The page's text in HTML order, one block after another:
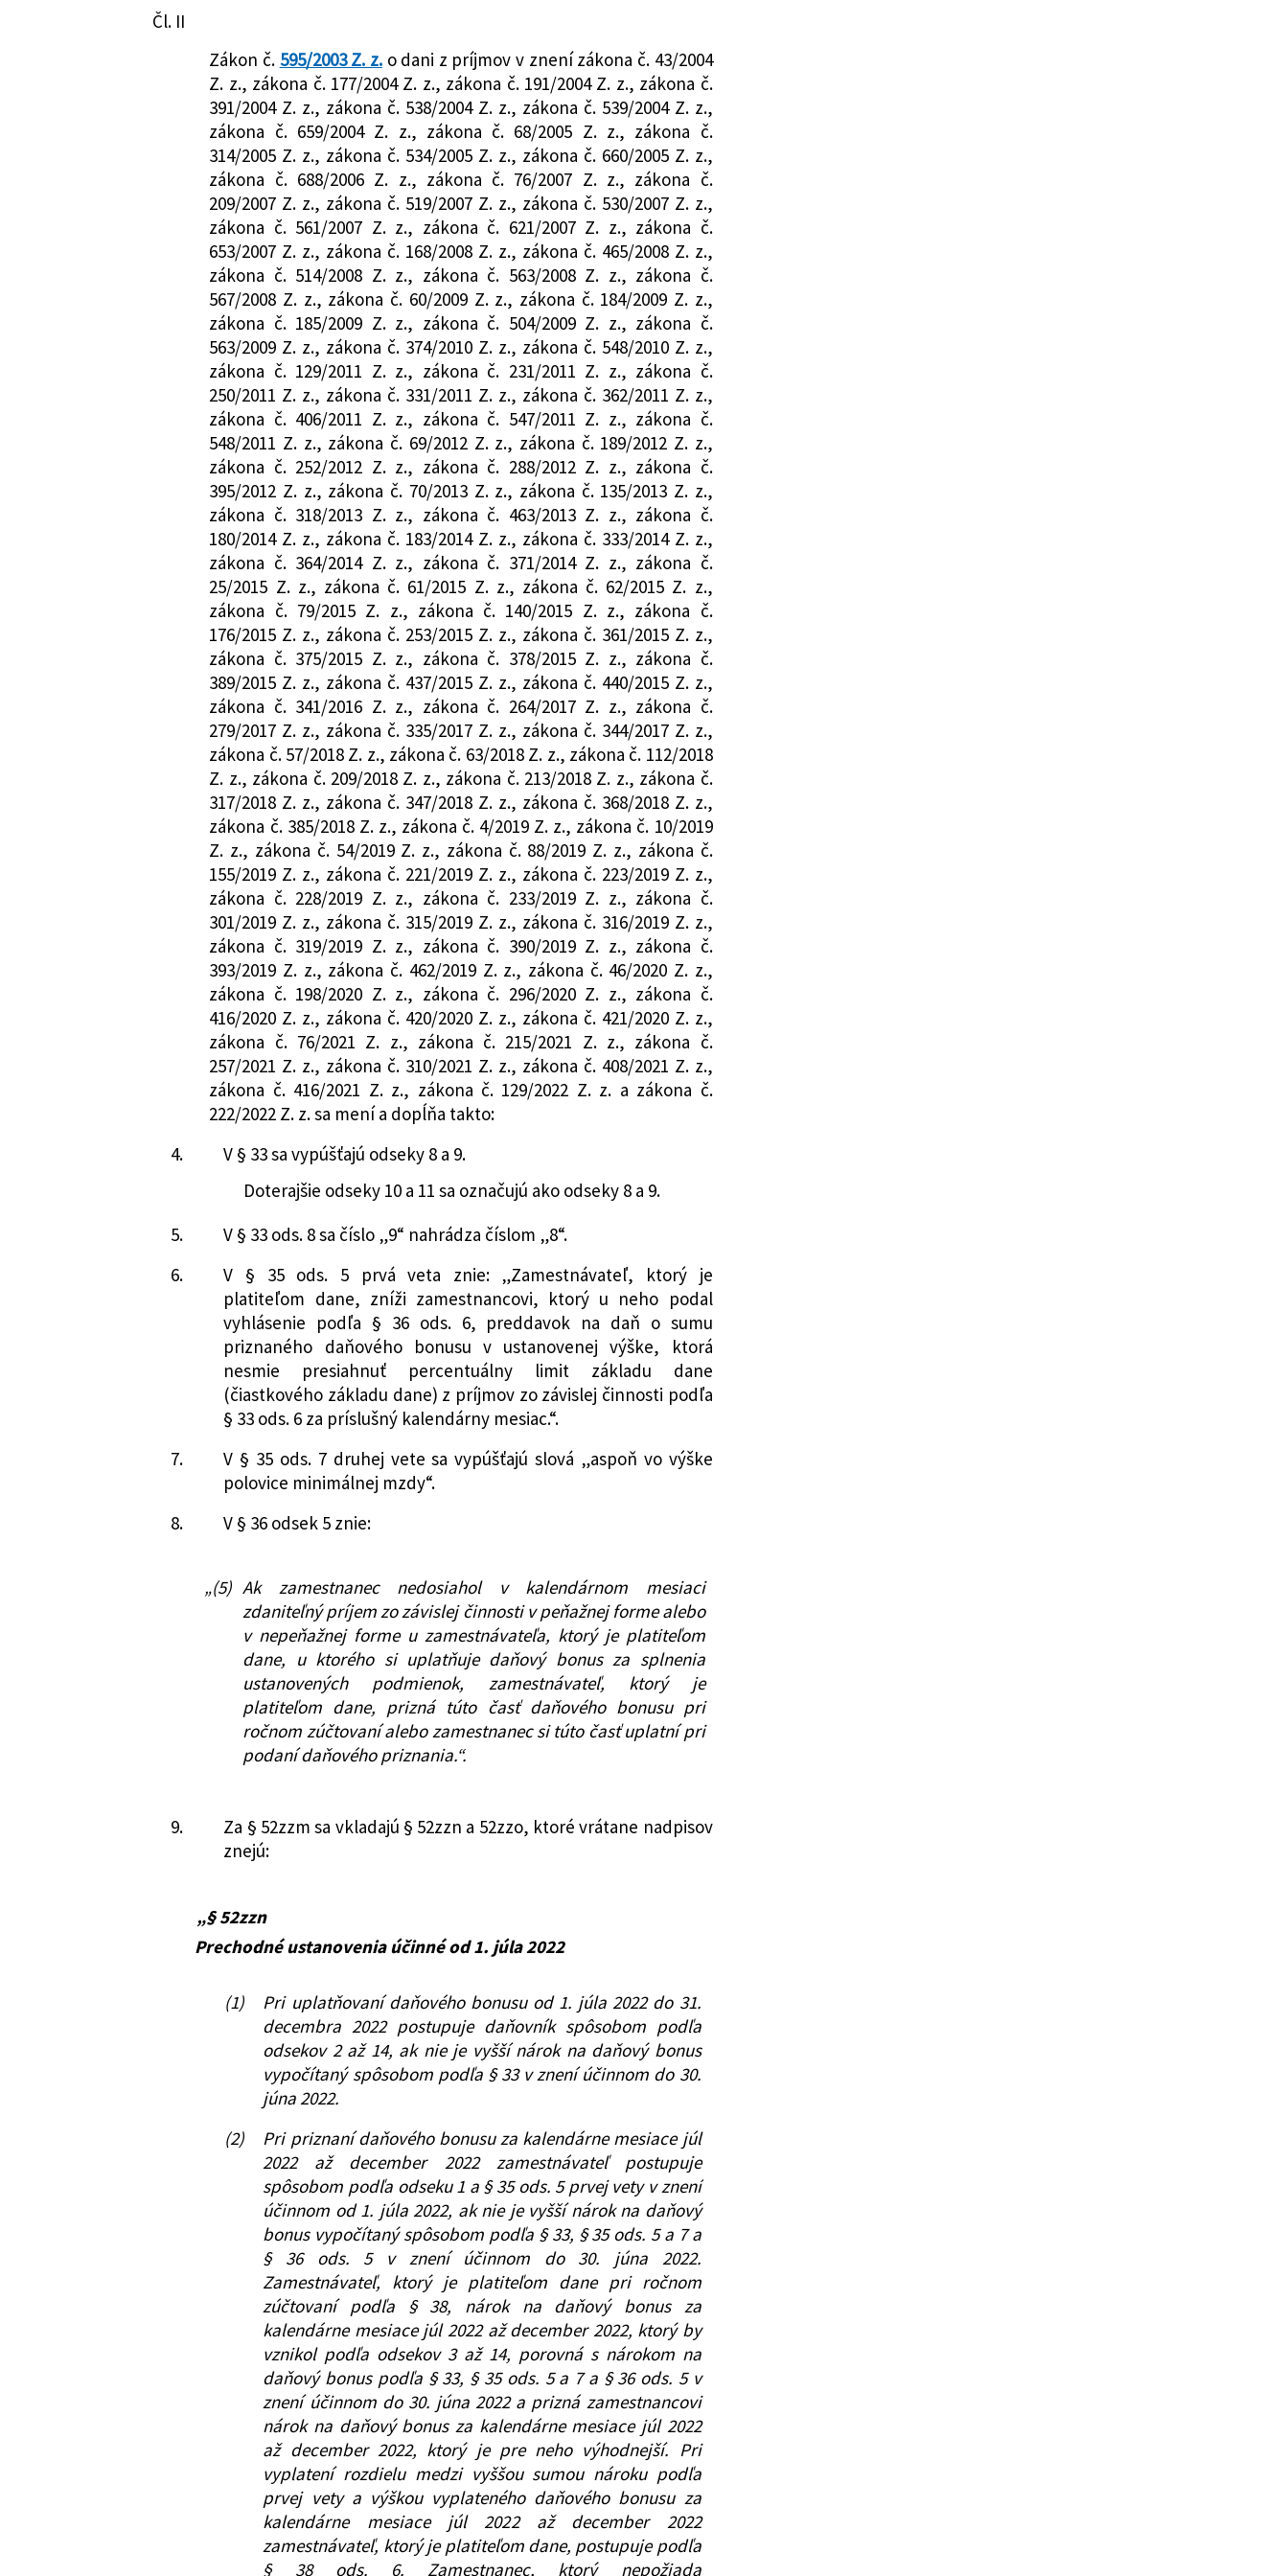
Právna oblasť:
509/2022 Z. z.
nesúladu čl. I, čl. II bodov 1, 2, 3 a § 52zzo v bode 9, čl.
III bodov 1, 3, 6, 7 a 8, čl. IV, čl. V, čl. VI bodu I, čl. VIII, čl.
IX a čl. X zákona č. 232/2022 Z. z. o financovaní voľného
času dieťaťa a o zmene a doplnení niektorých zákonov
s Ústavou Slovenskej republiky zákonom č. 493/2011 Z.
z. o rozpočtovej zodpovednosti a Dohovorom o
právach dieťaťa
Čl. II
Zákon č. 595/2003 Z. z.o dani z príjmov v znení zákona č. 43/2004
Z. z., zákona č. 177/2004 Z. z., zákona č. 191/2004 Z. z., zákona č.
391/2004 Z. z., zákona č. 538/2004 Z. z., zákona č. 539/2004 Z. z.,
zákona č. 659/2004 Z. z., zákona č. 68/2005 Z. z., zákona č.
314/2005 Z. z., zákona č. 534/2005 Z. z., zákona č. 660/2005 Z. z.,
zákona č. 688/2006 Z. z., zákona č. 76/2007 Z. z., zákona č.
209/2007 Z. z., zákona č. 519/2007 Z. z., zákona č. 530/2007 Z. z.,
zákona č. 561/2007 Z. z., zákona č. 621/2007 Z. z., zákona č.
653/2007 Z. z., zákona č. 168/2008 Z. z., zákona č. 465/2008 Z. z.,
zákona č. 514/2008 Z. z., zákona č. 563/2008 Z. z., zákona č.
567/2008 Z. z., zákona č. 60/2009 Z. z., zákona č. 184/2009 Z. z.,
zákona č. 185/2009 Z. z., zákona č. 504/2009 Z. z., zákona č.
563/2009 Z. z., zákona č. 374/2010 Z. z., zákona č. 548/2010 Z. z.,
zákona č. 129/2011 Z. z., zákona č. 231/2011 Z. z., zákona č.
250/2011 Z. z., zákona č. 331/2011 Z. z., zákona č. 362/2011 Z. z.,
zákona č. 406/2011 Z. z., zákona č. 547/2011 Z. z., zákona č.
548/2011 Z. z., zákona č. 69/2012 Z. z., zákona č. 189/2012 Z. z.,
zákona č. 252/2012 Z. z., zákona č. 288/2012 Z. z., zákona č.
395/2012 Z. z., zákona č. 70/2013 Z. z., zákona č. 135/2013 Z. z.,
zákona č. 318/2013 Z. z., zákona č. 463/2013 Z. z., zákona č.
180/2014 Z. z., zákona č. 183/2014 Z. z., zákona č. 333/2014 Z. z.,
zákona č. 364/2014 Z. z., zákona č. 371/2014 Z. z., zákona č.
25/2015 Z. z., zákona č. 61/2015 Z. z., zákona č. 62/2015 Z. z.,
zákona č. 79/2015 Z. z., zákona č. 140/2015 Z. z., zákona č.
176/2015 Z. z., zákona č. 253/2015 Z. z., zákona č. 361/2015 Z. z.,
zákona č. 375/2015 Z. z., zákona č. 378/2015 Z. z., zákona č.
389/2015 Z. z., zákona č. 437/2015 Z. z., zákona č. 440/2015 Z. z.,
zákona č. 341/2016 Z. z., zákona č. 264/2017 Z. z., zákona č.
279/2017 Z. z., zákona č. 335/2017 Z. z., zákona č. 344/2017 Z. z.,
zákona č. 57/2018 Z. z., zákona č. 63/2018 Z. z., zákona č. 112/2018
Z. z., zákona č. 209/2018 Z. z., zákona č. 213/2018 Z. z., zákona č.
317/2018 Z. z., zákona č. 347/2018 Z. z., zákona č. 368/2018 Z. z.,
zákona č. 385/2018 Z. z., zákona č. 4/2019 Z. z., zákona č. 10/2019
Z. z., zákona č. 54/2019 Z. z., zákona č. 88/2019 Z. z., zákona č.
155/2019 Z. z., zákona č. 221/2019 Z. z., zákona č. 223/2019 Z. z.,
zákona č. 228/2019 Z. z., zákona č. 233/2019 Z. z., zákona č.
301/2019 Z. z., zákona č. 315/2019 Z. z., zákona č. 316/2019 Z. z.,
zákona č. 319/2019 Z. z., zákona č. 390/2019 Z. z., zákona č.
393/2019 Z. z., zákona č. 462/2019 Z. z., zákona č. 46/2020 Z. z.,
zákona č. 198/2020 Z. z., zákona č. 296/2020 Z. z., zákona č.
416/2020 Z. z., zákona č. 420/2020 Z. z., zákona č. 421/2020 Z. z.,
zákona č. 76/2021 Z. z., zákona č. 215/2021 Z. z., zákona č.
257/2021 Z. z., zákona č. 310/2021 Z. z., zákona č. 408/2021 Z. z.,
zákona č. 416/2021 Z. z., zákona č. 129/2022 Z. z. a zákona č.
222/2022 Z. z. sa mení a dopĺňa takto:
4.
V § 33 sa vypúšťajú odseky 8 a 9.
Doterajšie odseky 10 a 11 sa označujú ako odseky 8 a 9.
5.
V § 33 ods. 8 sa číslo „9“ nahrádza číslom „8“.
6.
V § 35 ods. 5 prvá veta znie: „Zamestnávateľ, ktorý je
platiteľom dane, zníži zamestnancovi, ktorý u neho podal
vyhlásenie podľa § 36 ods. 6, preddavok na daň o sumu
priznaného daňového bonusu v ustanovenej výške, ktorá
nesmie presiahnuť percentuálny limit základu dane
(čiastkového základu dane) z príjmov zo závislej činnosti podľa
§ 33 ods. 6 za príslušný kalendárny mesiac.“.
7.
V § 35 ods. 7 druhej vete sa vypúšťajú slová „aspoň vo výške
polovice minimálnej mzdy“.
8.
V § 36 odsek 5 znie:
„(5) Ak zamestnanec nedosiahol v kalendárnom mesiaci
zdaniteľný príjem zo závislej činnosti v peňažnej forme alebo
v nepeňažnej forme u zamestnávateľa, ktorý je platiteľom
dane, u ktorého si uplatňuje daňový bonus za splnenia
ustanovených podmienok, zamestnávateľ, ktorý je
platiteľom dane, prizná túto časť daňového bonusu pri
ročnom zúčtovaní alebo zamestnanec si túto časť uplatní pri
podaní daňového priznania.“.
9.
Za § 52zzm sa vkladajú § 52zzn a 52zzo, ktoré vrátane nadpisov
znejú:
„§ 52zzn
Prechodné ustanovenia účinné od 1. júla 2022
(1)
Pri uplatňovaní daňového bonusu od 1. júla 2022 do 31.
decembra 2022 postupuje daňovník spôsobom podľa
odsekov 2 až 14, ak nie je vyšší nárok na daňový bonus
vypočítaný spôsobom podľa § 33 v znení účinnom do 30.
júna 2022.
(2)
Pri priznaní daňového bonusu za kalendárne mesiace júl
2022 až december 2022 zamestnávateľ postupuje
spôsobom podľa odseku 1 a § 35 ods. 5 prvej vety v znení
účinnom od 1. júla 2022, ak nie je vyšší nárok na daňový
bonus vypočítaný spôsobom podľa § 33, § 35 ods. 5 a 7 a
§ 36 ods. 5 v znení účinnom do 30. júna 2022.
Zamestnávateľ, ktorý je platiteľom dane pri ročnom
zúčtovaní podľa § 38, nárok na daňový bonus za
kalendárne mesiace júl 2022 až december 2022, ktorý by
vznikol podľa odsekov 3 až 14, porovná s nárokom na
daňový bonus podľa § 33, § 35 ods. 5 a 7 a § 36 ods. 5 v
znení účinnom do 30. júna 2022 a prizná zamestnancovi
nárok na daňový bonus za kalendárne mesiace júl 2022
až december 2022, ktorý je pre neho výhodnejší. Pri
vyplatení rozdielu medzi vyššou sumou nároku podľa
prvej vety a výškou vyplateného daňového bonusu za
kalendárne mesiace júl 2022 až december 2022
zamestnávateľ, ktorý je platiteľom dane, postupuje podľa
§ 38 ods. 6. Zamestnanec, ktorý nepožiada